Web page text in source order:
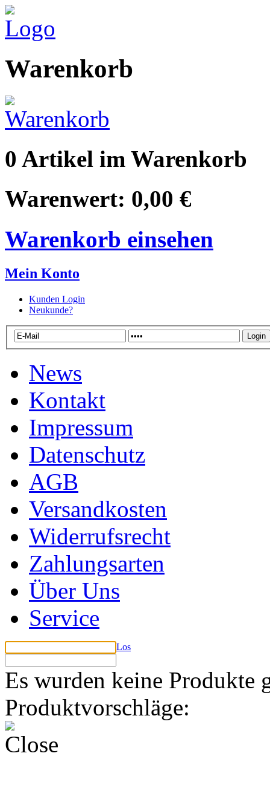
Warenkorb
0 Artikel im Warenkorb
Warenwert: 0,00 €
Warenkorb einsehen
Mein Konto
Kunden Login
Neukunde?
News
Kontakt
Impressum
Datenschutz
AGB
Versandkosten
Widerrufsrecht
Zahlungsarten
Über Uns
Service
Los
Es wurden keine Produkte
Produktvorschläge: